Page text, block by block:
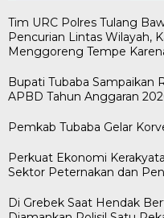
Tim URC Polres Tulang
Pencurian Lintas Wilayah,
Menggoreng Tempe
Bupati Tubaba Sampaikan
APBD Tahun Anggaran
Pemkab Tubaba Gelar
Perkuat Ekonomi
Sektor Peternakan dan
Di Grebek Saat Hendak